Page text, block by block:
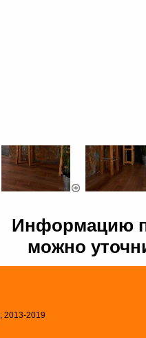
Информацию
можно
, 2013-2019